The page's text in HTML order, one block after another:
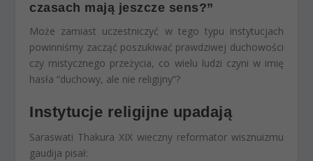
czasach mają jeszcze sens?”
Może zamiast uczestniczyć w tego typu instytucjach
powinniśmy zacząć poszukiwać prawdziwej duchowości
czy mistycznego przeżycia, co wielu ludzi czyni w imię
hasła “duchowy, ale nie religijny”?
Instytucje religijne upadają
Saraswati Thakura XIX wieczny reformator wisznuizmu
gaudija pisał: